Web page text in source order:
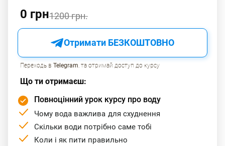
щитоподібної залози.
Зменшення м'язової маси та зниження імунітету.
Дратівливість, зниження концентрації та низький
рівень енергії.
нігтів.
Як покращити засвоєння
білка?
0 грн1200 грн.
Отримати БЕЗКОШТОВНО
Переходь в Telegram, та отримай доступ до курсу
Що ти отримаєш:
Повноцінний урок курсу про воду
Чому вода важлива для схуднення
Скільки води потрібно саме тобі
Коли і як пити правильно